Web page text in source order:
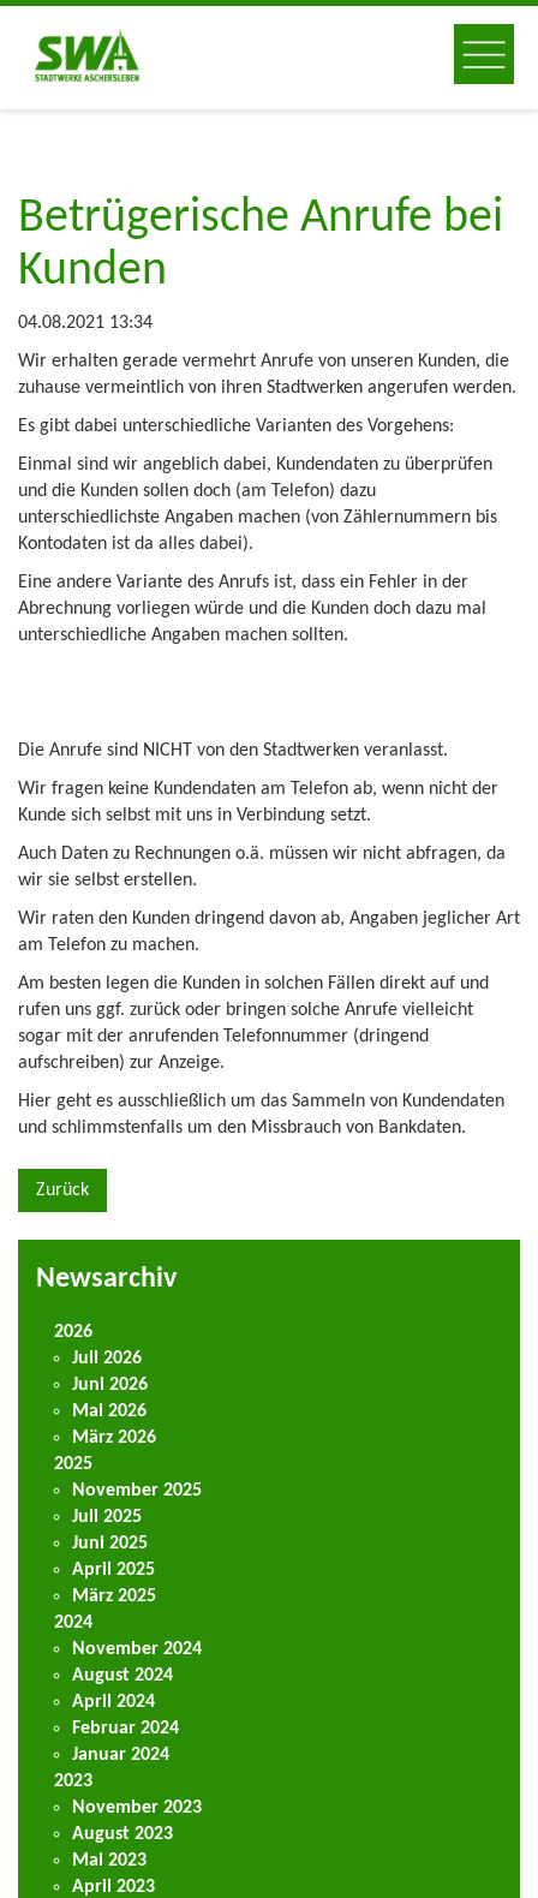
Betrügerische Anrufe bei
Kunden
04.08.2021 13:34
Wir erhalten gerade vermehrt Anrufe von unseren Kunden, die
zuhause vermeintlich von ihren Stadtwerken angerufen werden.
Es gibt dabei unterschiedliche Varianten des Vorgehens:
Einmal sind wir angeblich dabei, Kundendaten zu überprüfen
und die Kunden sollen doch (am Telefon) dazu
unterschiedlichste Angaben machen (von Zählernummern bis
Kontodaten ist da alles dabei).
Eine andere Variante des Anrufs ist, dass ein Fehler in der
Abrechnung vorliegen würde und die Kunden doch dazu mal
unterschiedliche Angaben machen sollten.
Die Anrufe sind NICHT von den Stadtwerken veranlasst.
Wir fragen keine Kundendaten am Telefon ab, wenn nicht der
Kunde sich selbst mit uns in Verbindung setzt.
Auch Daten zu Rechnungen o.ä. müssen wir nicht abfragen, da
wir sie selbst erstellen.
Wir raten den Kunden dringend davon ab, Angaben jeglicher Art
am Telefon zu machen.
Am besten legen die Kunden in solchen Fällen direkt auf und
rufen uns ggf. zurück oder bringen solche Anrufe vielleicht
sogar mit der anrufenden Telefonnummer (dringend
aufschreiben) zur Anzeige.
Hier geht es ausschließlich um das Sammeln von Kundendaten
und schlimmstenfalls um den Missbrauch von Bankdaten.
Zurück
Newsarchiv
2026
Juli 2026
Juni 2026
Mai 2026
März 2026
2025
November 2025
Juli 2025
Juni 2025
April 2025
März 2025
2024
November 2024
August 2024
April 2024
Februar 2024
Januar 2024
2023
November 2023
August 2023
Mai 2023
April 2023